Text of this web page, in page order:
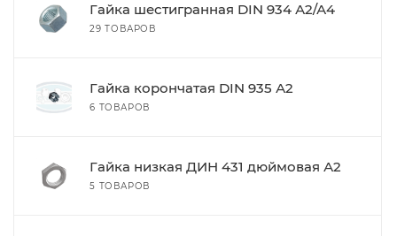
Гайка шестигранная DIN 934 А2/А4
29 ТОВАРОВ
Гайка корончатая DIN 935 А2
6 ТОВАРОВ
Гайка низкая ДИН 431 дюймовая А2
5 ТОВАРОВ